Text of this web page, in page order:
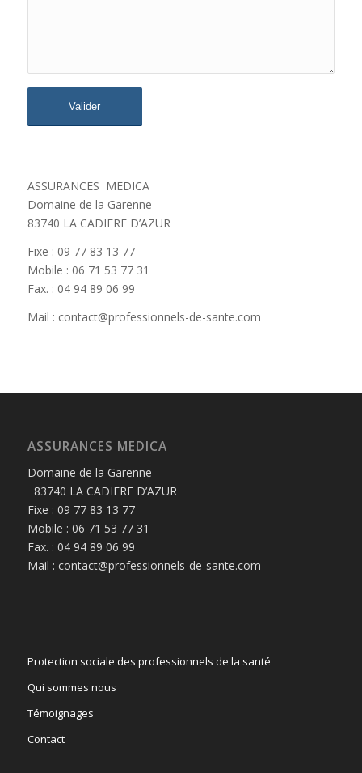
ASSURANCES MEDICA
Domaine de la Garenne
83740 LA CADIERE D’AZUR
Fixe : 09 77 83 13 77
Mobile : 06 71 53 77 31
Fax. : 04 94 89 06 99
Mail : contact@professionnels-de-sante.com
ASSURANCES MEDICA
Domaine de la Garenne
83740 LA CADIERE D’AZUR
Fixe : 09 77 83 13 77
Mobile : 06 71 53 77 31
Fax. : 04 94 89 06 99
Mail : contact@professionnels-de-sante.com
Protection sociale des professionnels de la santé
Qui sommes nous
Témoignages
Contact